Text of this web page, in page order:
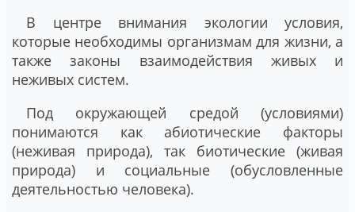
В центре внимания экологии условия,
которые необходимы организмам для жизни, а
также законы взаимодействия живых и
неживых систем.
Под окружающей средой (условиями)
понимаются как абиотические факторы
(неживая природа), так биотические (живая
природа) и социальные (обусловленные
деятельностью человека).